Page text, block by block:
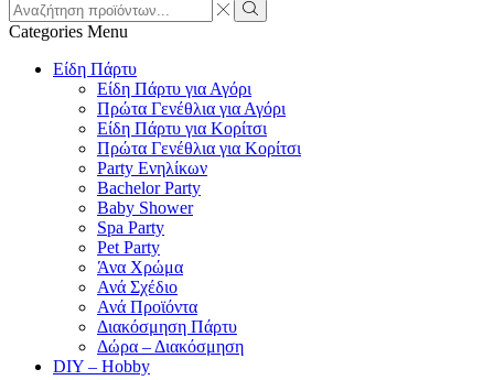
Search
input
Search
Categories Menu
Είδη Πάρτυ
Είδη Πάρτυ για Αγόρι
Πρώτα Γενέθλια για Αγόρι
Είδη Πάρτυ για Κορίτσι
Πρώτα Γενέθλια για Κορίτσι
Party Ενηλίκων
Bachelor Party
Baby Shower
Spa Party
Pet Party
Άνα Χρώμα
Ανά Σχέδιο
Ανά Προϊόντα
Διακόσμηση Πάρτυ
Δώρα – Διακόσμηση
DIY – Hobby